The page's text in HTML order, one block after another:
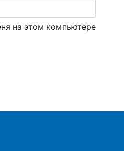
на этом компьютере